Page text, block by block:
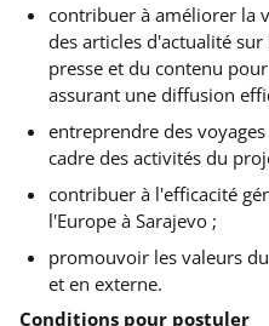
contribuer à améliorer la
des articles d'actualité
presse et du contenu
assurant une diffusion
entreprendre des
cadre des activités du
contribuer à l'efficacité
l'Europe à Sarajevo ;
promouvoir les valeurs
et en externe.
Conditions pour postuler